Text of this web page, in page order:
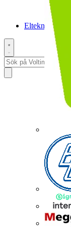
Elteknikpodden